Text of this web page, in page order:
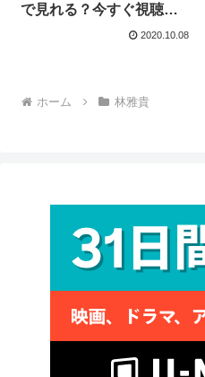
で見れる？今すぐ視聴で
きる動画配信サービスを
2020.10.08
ホーム 林雅貴